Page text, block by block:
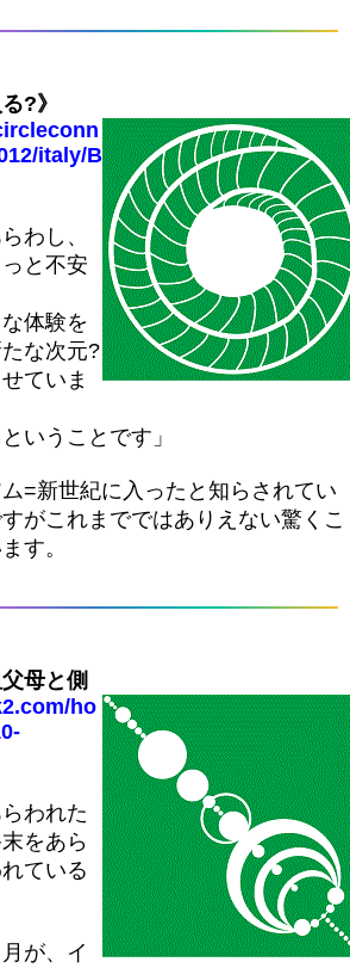
?》
italy/B
わし、
と不安
体験を
な次元?
ていま
いうことです」
=新世紀に入ったと知らされてい
がこれまでではありえない驚くこ
す。
母と側
ho
われた
をあら
ている
が、イ